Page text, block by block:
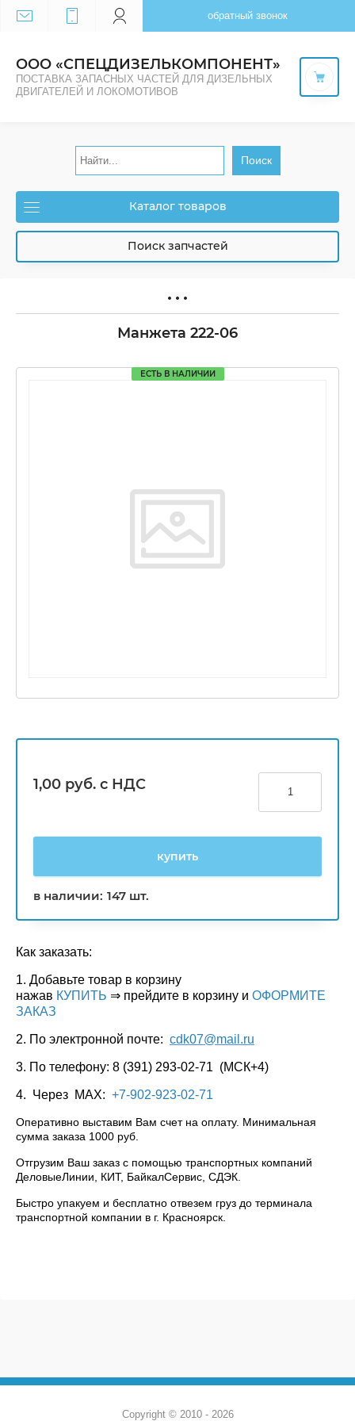
обратный звонок
ООО «СПЕЦДИЗЕЛЬКОМПОНЕНТ»
ПОСТАВКА ЗАПАСНЫХ ЧАСТЕЙ ДЛЯ ДИЗЕЛЬНЫХ
ДВИГАТЕЛЕЙ И ЛОКОМОТИВОВ
Поиск
Каталог товаров
Поиск запчастей
Манжета 222-06
ЕСТЬ В НАЛИЧИИ
1,00 руб. с НДС
купить
в наличии: 147 шт.
Как заказать:
1. Добавьте товар в корзину
нажав КУПИТЬ ⇒ прейдите в корзину и ОФОРМИТЕ
ЗАКАЗ
2. По электронной почте: cdk07@mail.ru
3. По телефону: 8 (391) 293-02-71 (МСК+4)
4. Через МАХ: +7-902-923-02-71
Оперативно выставим Вам счет на оплату. Минимальная
сумма заказа 1000 руб.
Отгрузим Ваш заказ с помощью транспортных компаний
ДеловыеЛинии, КИТ, БайкалСервис, СДЭК.
Быстро упакуем и бесплатно отвезем груз до терминала
транспортной компании в г. Красноярск.
Copyright © 2010 - 2026